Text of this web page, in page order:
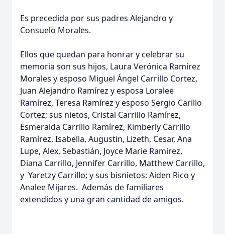
Es precedida por sus padres Alejandro y
Consuelo Morales.
Ellos que quedan para honrar y celebrar su
memoria son sus hijos, Laura Verónica Ramírez
Morales y esposo Miguel Ángel Carrillo Cortez,
Juan Alejandro Ramírez y esposa Loralee
Ramírez, Teresa Ramírez y esposo Sergio Carillo
Cortez; sus nietos, Cristal Carrillo Ramírez,
Esmeralda Carrillo Ramírez, Kimberly Carrillo
Ramírez, Isabella, Augustin, Lizeth, Cesar, Ana
Lupe, Alex, Sebastián, Joyce Marie Ramirez,
Diana Carrillo, Jennifer Carrillo, Matthew Carrillo,
y Yaretzy Carrillo; y sus bisnietos: Aiden Rico y
Analee Mijares. Además de familiares
extendidos y una gran cantidad de amigos.